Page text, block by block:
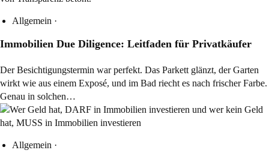
Allgemein ·
Immobilien Due Diligence: Leitfaden für Privatkäufer
Der Besichtigungstermin war perfekt. Das Parkett glänzt, der Garten
wirkt wie aus einem Exposé, und im Bad riecht es nach frischer Farbe.
Genau in solchen…
Allgemein ·